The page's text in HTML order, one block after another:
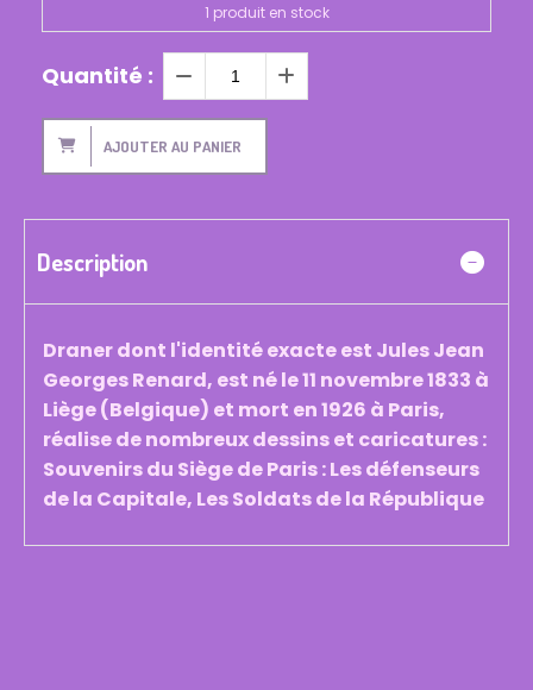
1 produit en stock
Quantité :
AJOUTER AU PANIER
Description
Draner dont l'identité exacte est Jules Jean
Georges Renard, est né le 11 novembre 1833 à
Liège (Belgique) et mort en 1926 à Paris,
réalise de nombreux dessins et caricatures :
Souvenirs du Siège de Paris : Les défenseurs
de la Capitale, Les Soldats de la République